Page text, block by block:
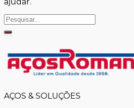
AÇOS & SOLUÇÕES